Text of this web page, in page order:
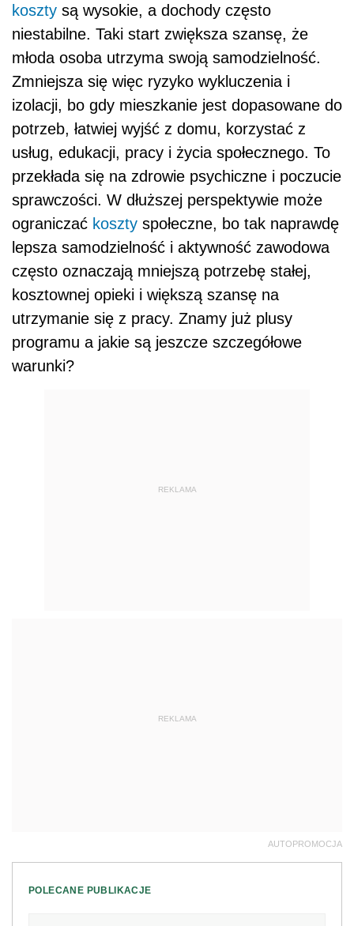
koszty są wysokie, a dochody często
niestabilne. Taki start zwiększa szansę, że
młoda osoba utrzyma swoją samodzielność.
Zmniejsza się więc ryzyko wykluczenia i
izolacji, bo gdy mieszkanie jest dopasowane do
potrzeb, łatwiej wyjść z domu, korzystać z
usług, edukacji, pracy i życia społecznego. To
przekłada się na zdrowie psychiczne i poczucie
sprawczości. W dłuższej perspektywie może
ograniczać koszty społeczne, bo tak naprawdę
lepsza samodzielność i aktywność zawodowa
często oznaczają mniejszą potrzebę stałej,
kosztownej opieki i większą szansę na
utrzymanie się z pracy. Znamy już plusy
programu a jakie są jeszcze szczegółowe
warunki?
REKLAMA
REKLAMA
AUTOPROMOCJA
POLECANE PUBLIKACJE